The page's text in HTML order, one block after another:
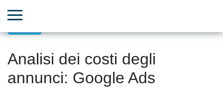
Analisi dei costi degli
annunci: Google Ads